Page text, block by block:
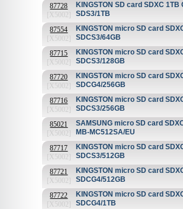
87728
[X5002]
KINGSTON SD card SDXC
SDS3/1TB
87554
[X5002]
KINGSTON micro SD card
SDCS3/64GB
87715
[X5002]
KINGSTON micro SD card
SDCS3/128GB
87720
[X5002]
KINGSTON micro SD card
SDCG4/256GB
87716
[X5002]
KINGSTON micro SD card
SDCS3/256GB
85021
[X5002]
SAMSUNG micro SD card
MB-MC512SA/EU
87717
[X5002]
KINGSTON micro SD card
SDCS3/512GB
87721
[X5002]
KINGSTON micro SD card
SDCG4/512GB
87722
[X5002]
KINGSTON micro SD card
SDCG4/1TB